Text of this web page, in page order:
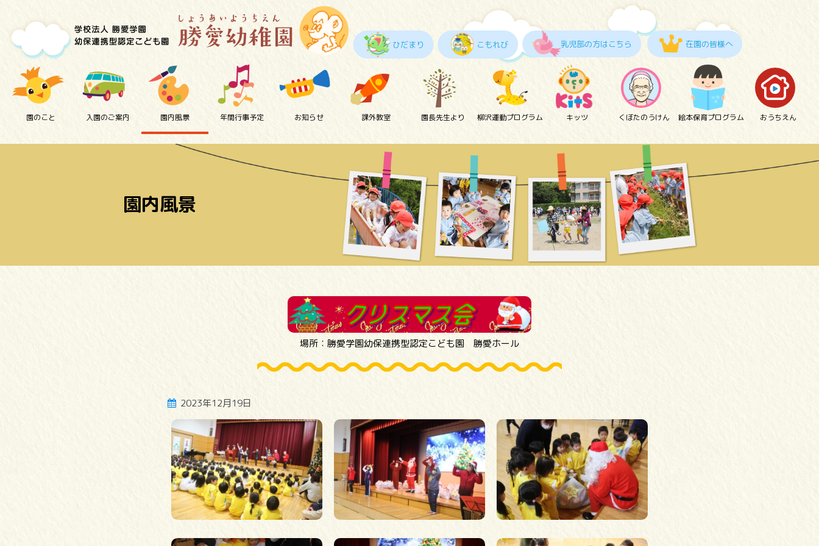
ひだまり こもれび 乳児部の方はこちら 在園の皆様へ
園のこと 入園のご案内 園内風景 年間行事予定 お知らせ 課外教室 園長先生より 柳沢運動プログラム キッツ くぼたのうけん 絵本保育プログラム おうちえん
園内風景
場所：勝愛学園幼保連携型認定こども園 勝愛ホール
2023年12月19日